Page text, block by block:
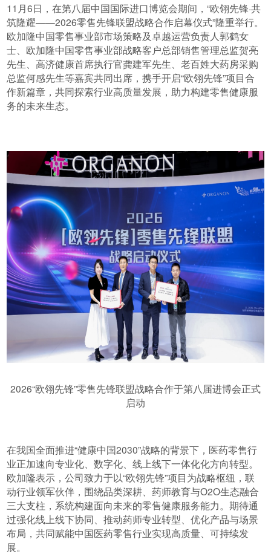
11月6日，在第八届中国国际进口博览会期间，“欧翎先锋·共
筑隆耀——2026零售先锋联盟战略合作启幕仪式”隆重举行。
欧加隆中国零售事业部市场策略及卓越运营负责人郭鹤女
士、欧加隆中国零售事业部战略客户总部销售管理总监贺亮
先生、高济健康首席执行官龚建军先生、老百姓大药房采购
总监何感先生等嘉宾共同出席，携手开启“欧翎先锋”项目合
作新篇章，共同探索行业高质量发展，助力构建零售健康服
务的未来生态。
2026“欧翎先锋”零售先锋联盟战略合作于第八届进博会正式
启动
在我国全面推进“健康中国2030”战略的背景下，医药零售行
业正加速向专业化、数字化、线上线下一体化化方向转型。
欧加隆表示，公司致力于以“欧翎先锋”项目为战略枢纽，联
动行业领军伙伴，围绕品类深耕、药师教育与O2O生态融合
三大支柱，系统构建面向未来的零售健康服务能力。期待通
过强化线上线下协同、推动药师专业转型、优化产品与场景
布局，共同赋能中国医药零售行业实现高质量、可持续发
展。